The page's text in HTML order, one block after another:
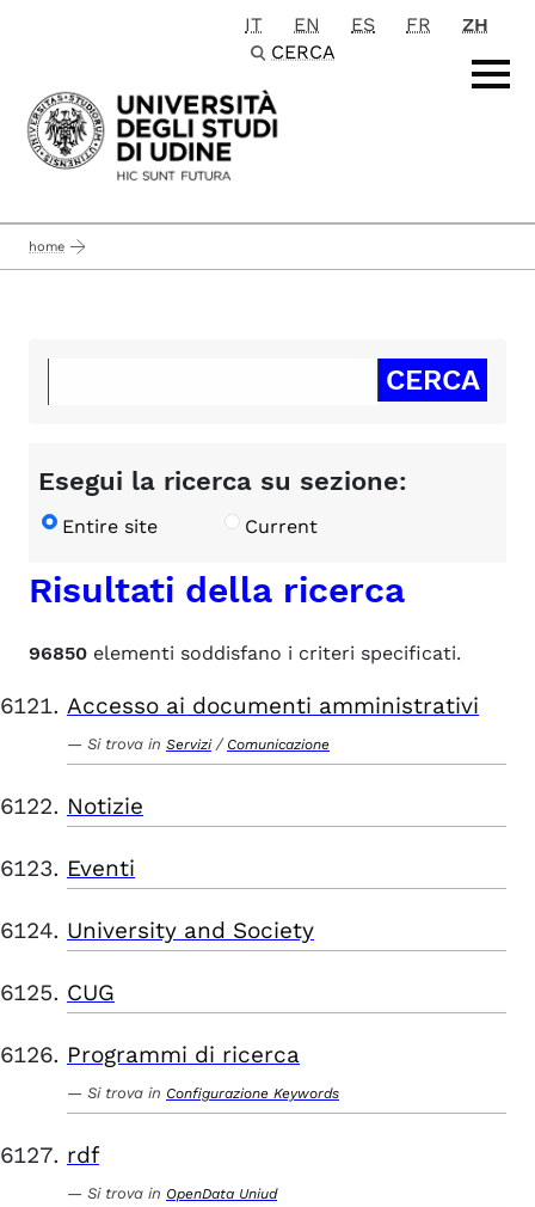
Passa al contenuto principale
IT EN ES FR
ZH
CERCA
home
Esegui la ricerca su sezione:
Entire site Current
Risultati della ricerca
96850 elementi soddisfano i criteri specificati.
Accesso ai documenti amministrativi
Si trova in Servizi / Comunicazione
Notizie
Eventi
University and Society
CUG
Programmi di ricerca
Si trova in Configurazione Keywords
rdf
Si trova in OpenData Uniud